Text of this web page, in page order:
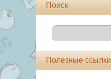
Поиск
Полезные ссылки